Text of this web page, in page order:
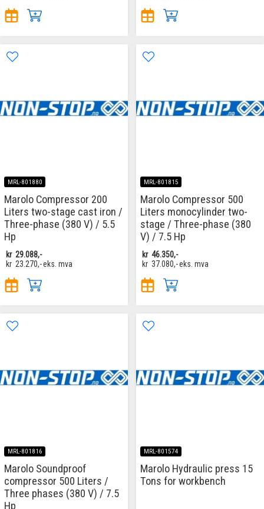
MRL-801880
Marolo Compressor 200
Liters two-stage cast iron /
Three-phase (380 V) / 5.5
Hp
kr 29.088,-
kr 23.270,-eks. mva
MRL-801815
Marolo Compressor 500
Liters monocylinder two-
stage / Three-phase (380
V) / 7.5 Hp
kr 46.350,-
kr 37.080,-eks. mva
MRL-801816
Marolo Soundproof
compressor 500 Liters /
Three phases (380 V) / 7.5
Hp
MRL-801574
Marolo Hydraulic press 15
Tons for workbench